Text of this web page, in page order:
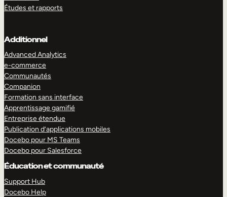
Études et rapports
Additionnel
Advanced Analytics
e-commerce
Communautés
Companion
Formation sans interface
Apprentissage gamifié
Entreprise étendue
Publication d’applications mobiles
Docebo pour MS Teams
Docebo pour Salesforce
Éducation et communauté
Support Hub
Docebo Help